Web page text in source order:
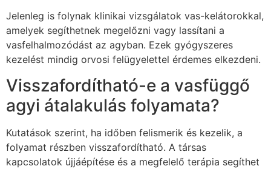
Jelenleg is folynak klinikai vizsgálatok vas-kelátorokkal,
amelyek segíthetnek megelőzni vagy lassítani a
vasfelhalmozódást az agyban. Ezek gyógyszeres
kezelést mindig orvosi felügyelettel érdemes elkezdeni.
Visszafordítható-e a vasfüggő
agyi átalakulás folyamata?
Kutatások szerint, ha időben felismerik és kezelik, a
folyamat részben visszafordítható. A társas
kapcsolatok újjáépítése és a megfelelő terápia segíthet